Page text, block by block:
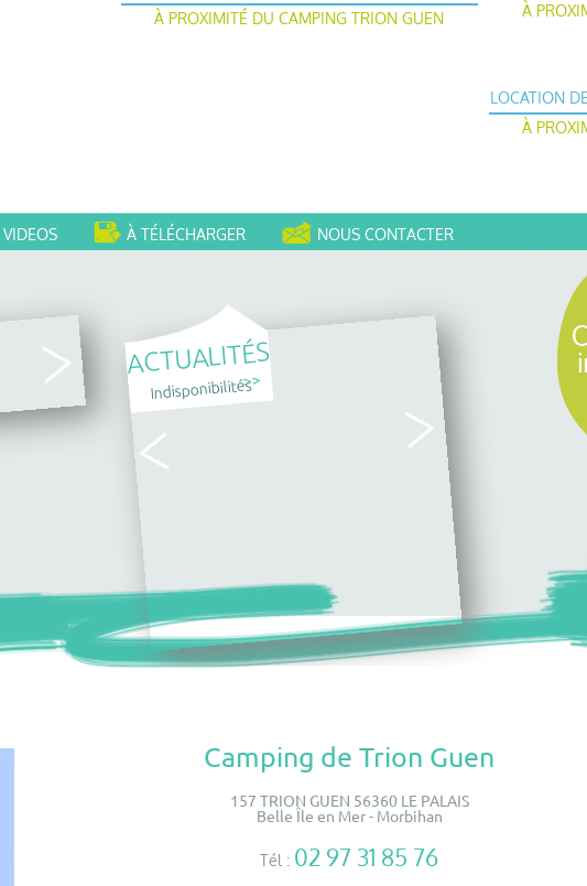
À PROXIMITÉ DU CAMPING TRION GUEN
À
LOCATION
À
À TÉLÉCHARGER NOUS CONTACTER
ACTUALITÉS
Indisponibilités>>
Camping de Trion Guen
157 TRION GUEN 56360 LE PALAIS
Belle Île en Mer - Morbihan
Tél : 02 97 31 85 76